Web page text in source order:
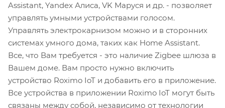
Assistant, Yandex Алиса, VK Маруся и др. - позволяет
управлять умными устройствами голосом.
Управлять электрокарнизом можно и в сторонних
системах умного дома, таких как Home Assistant.
Все, что Вам требуется - это наличие Zigbee шлюза в
Вашем доме. Вам просто нужно включить
устройство Roximo IoT и добавить его в приложение.
Все устройства в приложении Roximo IoT могут быть
связаны между собой, независимо от технологии